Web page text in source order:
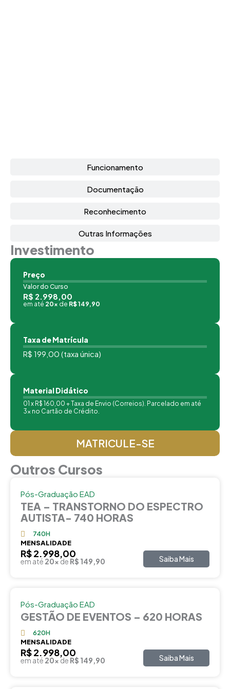
Funcionamento
Documentação
Reconhecimento
Outras Informações
Investimento
Preço
Valor do Curso
R$ 2.998,00
em até 20x de R$ 149,90
Taxa de Matrícula
R$ 199,00 (taxa única)
Material Didático
01 x R$ 160,00 + Taxa de Envio (Correios). Parcelado em até
3x no Cartão de Crédito.
MATRICULE-SE
Outros Cursos
Pós-Graduação EAD
TEA – TRANSTORNO DO ESPECTRO
AUTISTA- 740 HORAS
740H
MENSALIDADE
R$ 2.998,00
em até 20xde R$ 149,90 Saiba Mais
Pós-Graduação EAD
GESTÃO DE EVENTOS – 620 HORAS
620H
MENSALIDADE
R$ 2.998,00
em até 20xde R$ 149,90 Saiba Mais